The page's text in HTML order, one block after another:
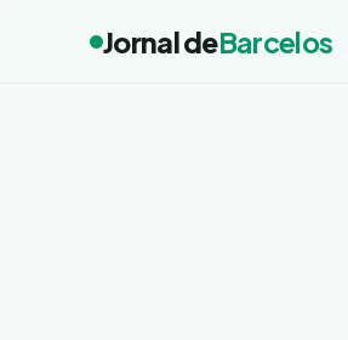
Jornal deBarcelos